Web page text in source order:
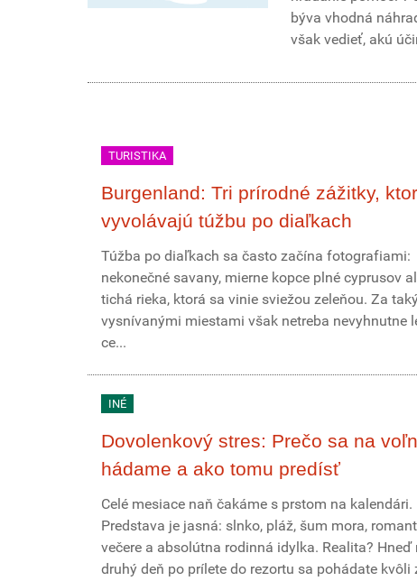
býva vhodná
však vedieť, akú
TURISTIKA
Burgenland: Tri prírodné zážitky,
vyvolávajú túžbu po diaľkach
Túžba po diaľkach sa často začína fotografiami:
nekonečné savany, mierne kopce plné cyprusov
tichá rieka, ktorá sa vinie sviežou zeleňou. Za
vysnívanými miestami však netreba nevyhnutne
ce...
INÉ
Dovolenkový stres: Prečo sa na
hádame a ako tomu predísť
Celé mesiace naň čakáme s prstom na kalendári.
Predstava je jasná: slnko, pláž, šum mora,
večere a absolútna rodinná idylka. Realita? Hneď
druhý deň po prílete do rezortu sa pohádate kvôli